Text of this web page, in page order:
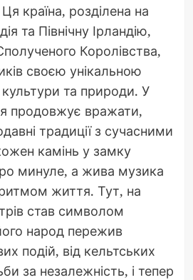
країна, розділена на
та Північну Ірландію,
Королівства,
своєю унікальною
культури та природи. У
продовжує вражати,
традиції з сучасними
камінь у замку
минуле, а жива музика
життя. Тут, на
став символом
народ пережив
подій, від кельтських
за незалежність, і тепер